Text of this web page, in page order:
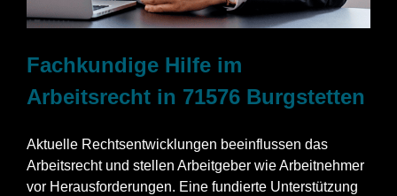
Fachkundige Hilfe im
Arbeitsrecht in 71576 Burgstetten
Aktuelle Rechtsentwicklungen beeinflussen das
Arbeitsrecht und stellen Arbeitgeber wie Arbeitnehmer
vor Herausforderungen. Eine fundierte Unterstützung